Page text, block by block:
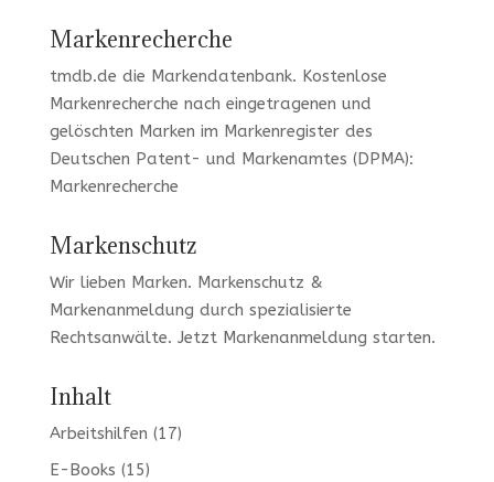
Markenrecherche
tmdb.de die Markendatenbank. Kostenlose
Markenrecherche nach eingetragenen und
gelöschten Marken im Markenregister des
Deutschen Patent- und Markenamtes (DPMA):
Markenrecherche
Markenschutz
Wir lieben Marken. Markenschutz &
Markenanmeldung durch spezialisierte
Rechtsanwälte. Jetzt Markenanmeldung starten.
Inhalt
Arbeitshilfen (17)
E-Books (15)